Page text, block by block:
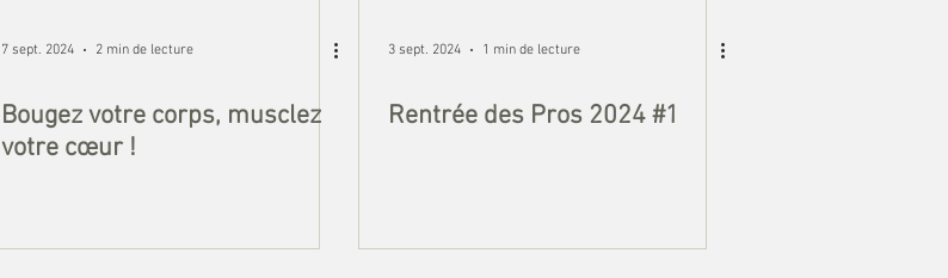
7 sept. 2024 2 min de lecture
Bougez votre corps, musclez
votre cœur !
3 sept. 2024 1 min de lecture
Rentrée des Pros 2024 #1